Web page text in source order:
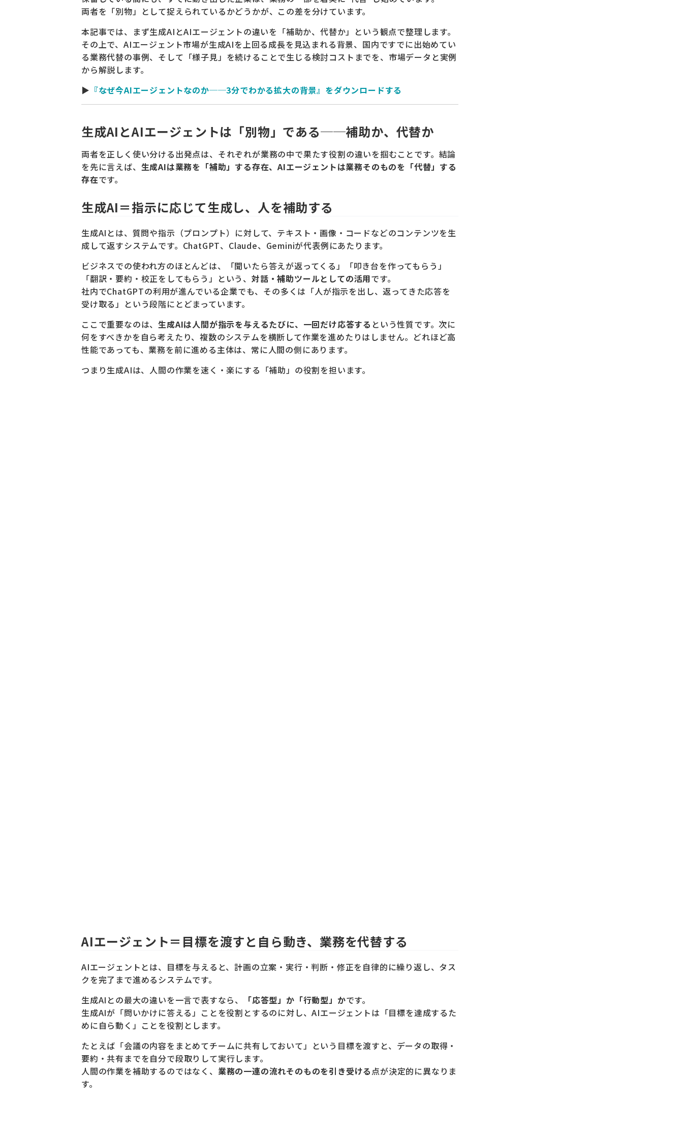
両者を「別物」として捉えられているかどうかが、この差を分けています。
本記事では、まず生成AIとAIエージェントの違いを「補助か、代替か」という観点で整理します。
その上で、AIエージェント市場が生成AIを上回る成長を見込まれる背景、国内ですでに出始めてい
る業務代替の事例、そして「様子見」を続けることで生じる検討コストまでを、市場データと実例
から解説します。
▶ 『なぜ今AIエージェントなのか──3分でわかる拡大の背景』をダウンロードする
生成AIとAIエージェントは「別物」である──補助か、代替か
両者を正しく使い分ける出発点は、それぞれが業務の中で果たす役割の違いを掴むことです。結論
を先に言えば、 生成AIは業務を「補助」する存在、AIエージェントは業務そのものを「代替」する
存在です。
生成AI＝指示に応じて生成し、人を補助する
生成AIとは、質問や指示（プロンプト）に対して、テキスト・画像・コードなどのコンテンツを生
成して返すシステムです。ChatGPT、Claude、Geminiが代表例にあたります。
ビジネスでの使われ方のほとんどは、「聞いたら答えが返ってくる」「叩き台を作ってもらう」
「翻訳・要約・校正をしてもらう」という、 対話・補助ツールとしての活用です。
社内でChatGPTの利用が進んでいる企業でも、その多くは「人が指示を出し、返ってきた応答を
受け取る」という段階にとどまっています。
ここで重要なのは、生成AIは人間が指示を与えるたびに、一回だけ応答する という性質です。次に
何をすべきかを自ら考えたり、複数のシステムを横断して作業を進めたりはしません。どれほど高
性能であっても、業務を前に進める主体は、常に人間の側にあります。
つまり生成AIは、人間の作業を速く・楽にする「補助」の役割を担います。
AIエージェント＝目標を渡すと自ら動き、業務を代替する
AIエージェントとは、目標を与えると、計画の立案・実行・判断・修正を自律的に繰り返し、タス
クを完了まで進めるシステムです。
生成AIとの最大の違いを一言で表すなら、
「応答型」か「行動型」かです。
生成AIが「問いかけに答える」ことを役割とするのに対し、AIエージェントは「目標を達成するた
めに自ら動く」ことを役割とします。
たとえば「会議の内容をまとめてチームに共有しておいて」という目標を渡すと、データの取得・
要約・共有までを自分で段取りして実行します。
人間の作業を補助するのではなく、 業務の一連の流れそのものを引き受ける 点が決定的に異なりま
す。